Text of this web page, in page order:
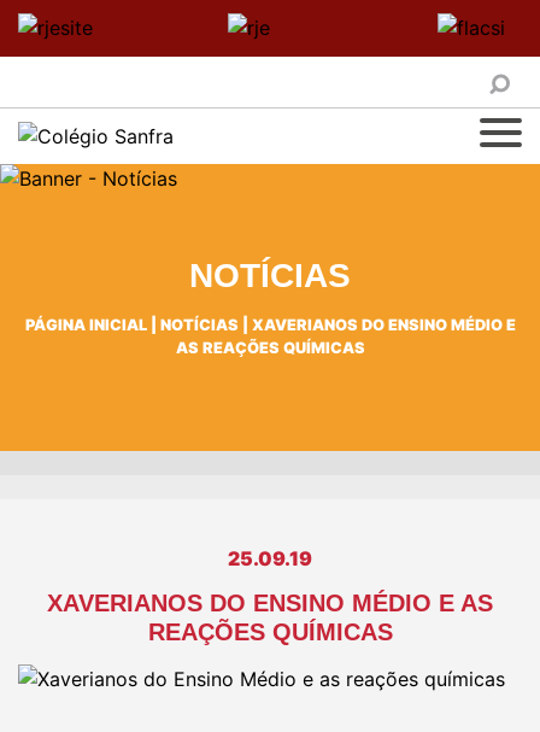
NOTÍCIAS
PÁGINA INICIAL| NOTÍCIAS
XAVERIANOS DO ENSINO MÉDIO E
AS REAÇÕES QUÍMICAS
25.09.19
XAVERIANOS DO ENSINO MÉDIO E AS
REAÇÕES QUÍMICAS